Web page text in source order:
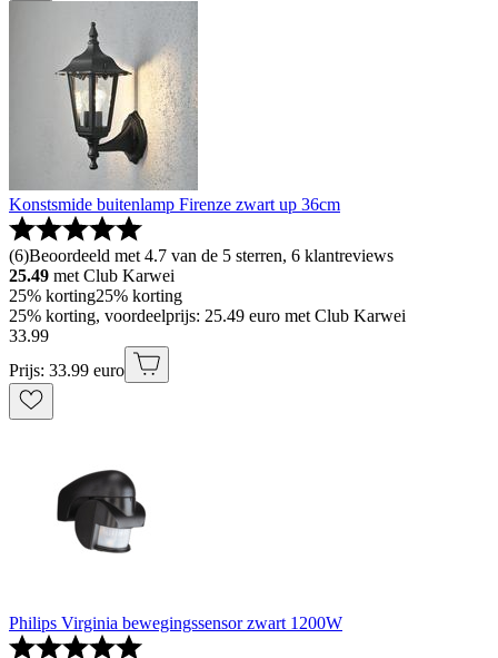
Konstsmide buitenlamp Firenze zwart up 36cm
(6)Beoordeeld met 4.7 van de 5 sterren, 6 klantreviews
25.49 met Club Karwei
25% korting25% korting
25% korting, voordeelprijs: 25.49 euro met Club Karwei
33.99
Prijs: 33.99 euro
Philips Virginia bewegingssensor zwart 1200W